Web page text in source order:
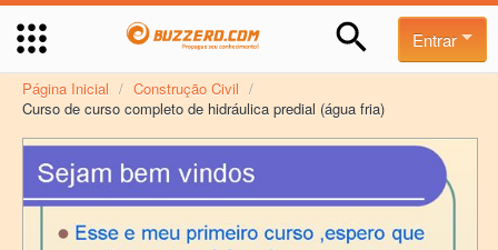
Entrar
Página Inicial / Construção Civil /
Curso de curso completo de hidráulica predial (água fria)